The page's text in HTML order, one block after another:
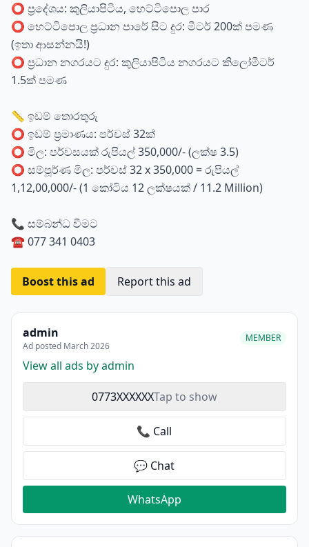
⭕ ප්‍රදේශය: කුලියාපිටිය, හෙට්ටිපොල පාර
⭕ හෙට්ටිපොල ප්‍රධාන පාරේ සිට දුර: මීටර් 200ක් පමණ
(ඉතා ආසන්නයි!)
⭕ ප්‍රධාන නගරයට දුර: කුලියාපිටිය නගරයට කිලෝමීටර්
1.5ක් පමණ
📏 ඉඩම් තොරතුරු
⭕ ඉඩම් ප්‍රමාණය: පර්චස් 32ක්
⭕ මිල: පර්චසයක් රුපියල් 350,000/- (ලක්ෂ 3.5)
⭕ සම්පූර්ණ මිල: පර්චස් 32 x 350,000 = රුපියල්
1,12,00,000/- (1 කෝටිය 12 ලක්ෂයක් / 11.2 Million)
📞 සම්බන්ධ වීමට
☎️ 077 341 0403
Boost this ad Report this ad
admin
Ad posted March 2026
MEMBER
View all ads by admin
0773XXXXXXTap to show
📞 Call
💬 Chat
WhatsApp